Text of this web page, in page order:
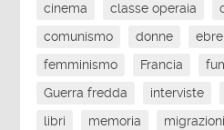
cinema
classe operaia
comunismo
donne ebrei
femminismo
Francia
Guerra fredda
interviste
libri
memoria migrazioni